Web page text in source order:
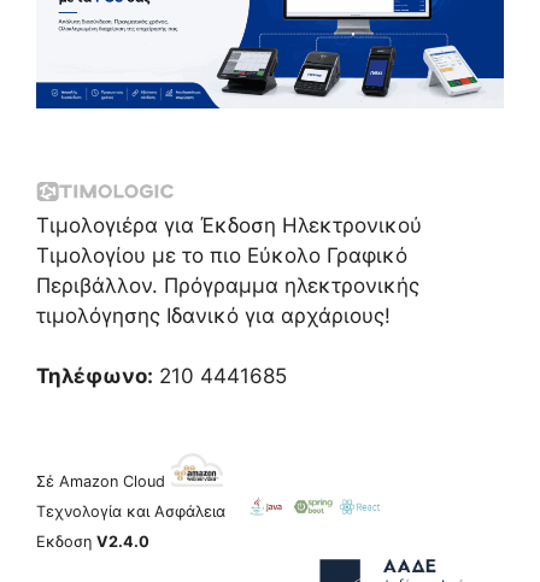
Τιμολογιέρα για Έκδοση Ηλεκτρονικού
Τιμολογίου με το πιο Εύκολο Γραφικό
Περιβάλλον. Πρόγραμμα ηλεκτρονικής
τιμολόγησης Ιδανικό για αρχάριους!
Τηλέφωνο: 210 4441685
Σέ Amazon Cloud
Τεχνολογία και Ασφάλεια
Εκδοση V2.4.0